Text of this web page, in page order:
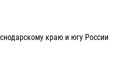
краю и югу России